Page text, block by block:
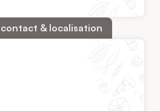
& localisation